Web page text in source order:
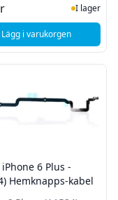
, Apple iPhone 6 Plus - (A1524) - Skärm och Glasbyte -
I Lager
I lager
Lägg i varukorgen
, Apple iPhone 6
6 Plus -
Hemknapps-kabel